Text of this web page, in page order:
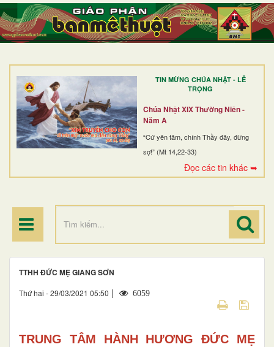
TIN MỪNG CHÚA NHẬT - LỄ
TRỌNG
Chúa Nhật XIX Thường Niên -
Năm A
“Cứ yên tâm, chính Thầy đây, đừng
sợ!” (Mt 14,22-33)
Đọc các tin khác ➥
TRANG NHẤT
GIỚI THIỆU
DÒNG TU
BAN MỤC VỤ
ĐOÀN THỂ CG
ĐIỂM HÀNH HƯƠNG
TTHH ĐỨC MẸ GIANG SƠN
Thứ hai - 29/03/2021 05:50 | 6059
TRUNG TÂM HÀNH HƯƠNG ĐỨC MẸ